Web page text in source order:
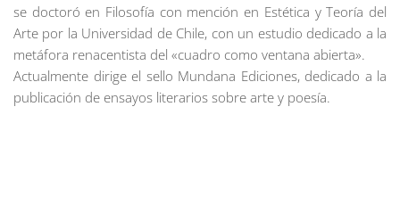
se doctoró en Filosofía con mención en Estética y Teoría del
Arte por la Universidad de Chile, con un estudio dedicado a la
metáfora renacentista del «cuadro como ventana abierta».
Actualmente dirige el sello Mundana Ediciones, dedicado a la
publicación de ensayos literarios sobre arte y poesía.